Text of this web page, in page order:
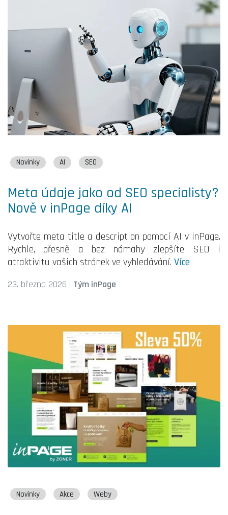
Novinky AI SEO
Meta údaje jako od SEO specialisty?
Nově v inPage díky AI
Vytvořte meta title a description pomocí AI v inPage.
Rychle, přesně a bez námahy zlepšíte SEO i
atraktivitu vašich stránek ve vyhledávání. Více
23. března 2026 | Tým inPage
Novinky Akce Weby